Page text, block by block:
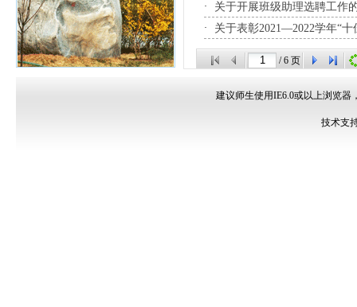
· 关于开展班级助理选聘工作
· 关于表彰2021—2022学年“
/6 页
建议师生使用IE6.0或以上浏览器
技术支